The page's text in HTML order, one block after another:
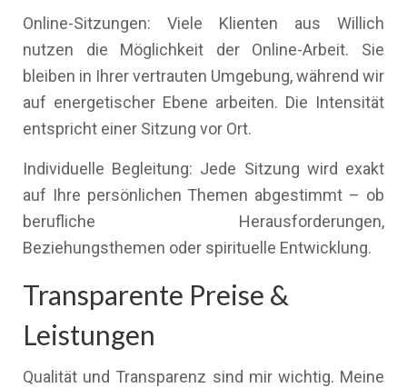
Online-Sitzungen: Viele Klienten aus Willich
nutzen die Möglichkeit der Online-Arbeit. Sie
bleiben in Ihrer vertrauten Umgebung, während wir
auf energetischer Ebene arbeiten. Die Intensität
entspricht einer Sitzung vor Ort.
Individuelle Begleitung: Jede Sitzung wird exakt
auf Ihre persönlichen Themen abgestimmt – ob
berufliche Herausforderungen,
Beziehungsthemen oder spirituelle Entwicklung.
Transparente Preise &
Leistungen
Qualität und Transparenz sind mir wichtig. Meine